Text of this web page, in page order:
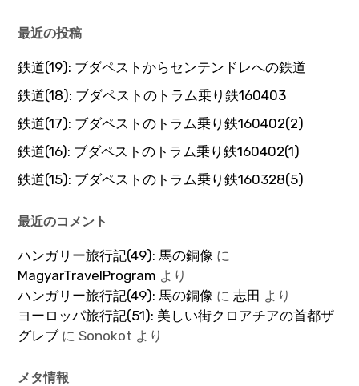
最近の投稿
鉄道(19): ブダペストからセンテンドレへの鉄道
鉄道(18): ブダペストのトラム乗り鉄160403
鉄道(17): ブダペストのトラム乗り鉄160402(2)
鉄道(16): ブダペストのトラム乗り鉄160402(1)
鉄道(15): ブダペストのトラム乗り鉄160328(5)
最近のコメント
ハンガリー旅行記(49): 馬の銅像 に
MagyarTravelProgram より
ハンガリー旅行記(49): 馬の銅像 に志田 より
ヨーロッパ旅行記(51): 美しい街クロアチアの首都ザ
グレブにSonokot より
メタ情報